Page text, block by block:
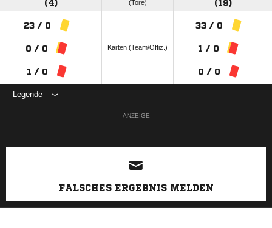
(4) (Tore) (19)
23 / 0
0 / 0
1 / 0
Karten (Team/Offiz.)
33 / 0
1 / 0
0 / 0
Legende
ANZEIGE
FALSCHES ERGEBNIS MELDEN